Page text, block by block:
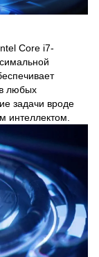
Core i7-
любых
задачи вроде
интеллектом.